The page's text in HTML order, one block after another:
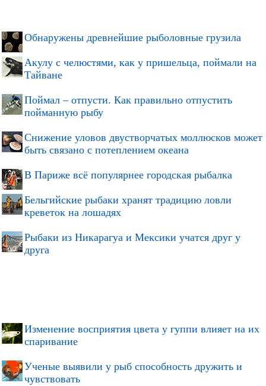
Обнаружены древнейшие рыболовные грузила
Акулу с челюстями, как у пришельца, поймали на
Тайване
Поймал – отпусти. Как правильно отпустить
пойманную рыбу
Снижение уловов двустворчатых моллюсков может
быть связано с потеплением океана
В Париже всё популярнее городская рыбалка
Бельгийские рыбаки хранят традицию ловли
креветок на лошадях
Рыбаки из Никарагуа и Мексики учатся друг у
друга
Изменение восприятия цвета у гуппи влияет на их
спаривание
Ученые выявили у рыб способность дружить и
чувствовать